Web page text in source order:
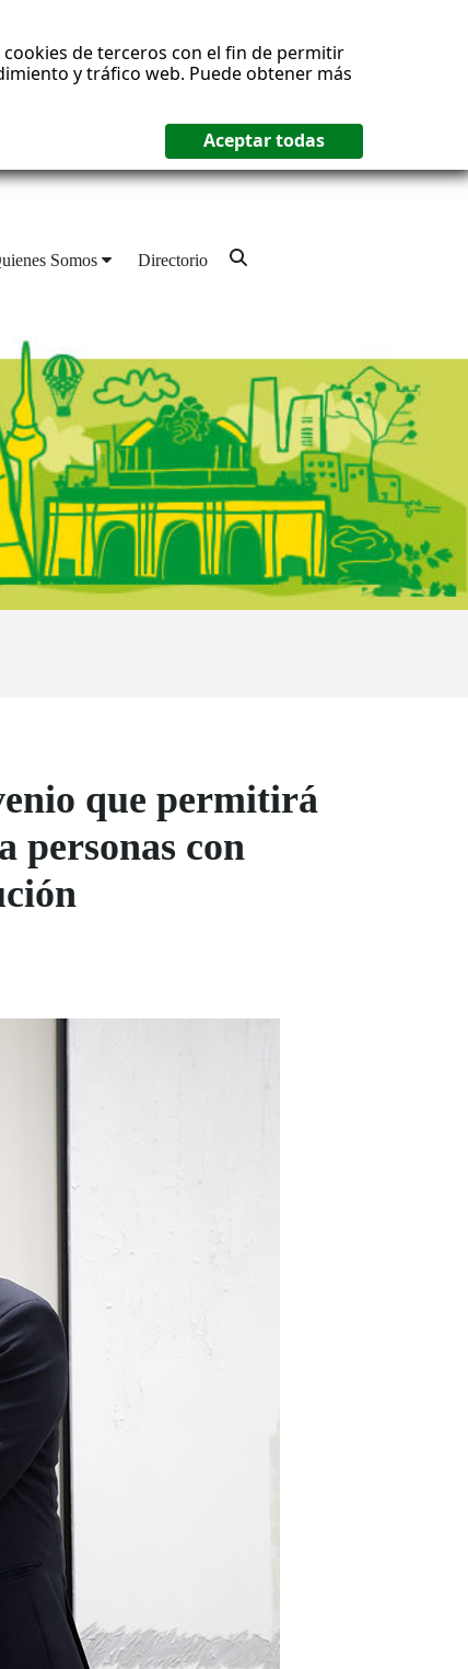
de terceros con el fin de permitir
y tráfico web. Puede obtener más
Somos Directorio
que permitirá
personas con